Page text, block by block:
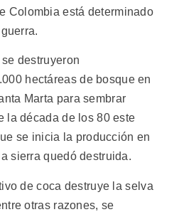
Colombia está determinado
destruyeron
hectáreas de bosque en
Marta para sembrar
la década de los 80 este
se inicia la producción en
sierra quedó destruida.
de coca destruye la selva
otras razones, se